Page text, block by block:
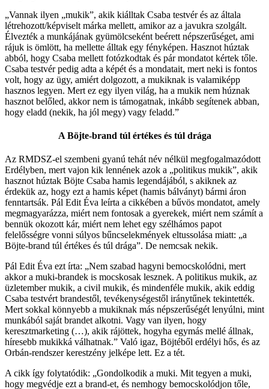
„Vannak ilyen „mukik”, akik kiálltak Csaba testvér és az általa
létrehozott/képviselt márka mellett, amikor az a javukra szolgált.
Élvezték a munkájának gyümölcseként beérett népszerűséget, ami
rájuk is ömlött, ha mellette álltak egy fényképen. Hasznot húztak
abból, hogy Csaba mellett fotózkodtak és pár mondatot kértek tőle.
Csaba testvér pedig adta a képét és a mondatait, mert neki is fontos
volt, hogy az ügy, amiért dolgozott, a mukiknak is valamiképp
hasznos legyen. Mert ez egy ilyen világ, ha a mukik nem húznak
hasznot belőled, akkor nem is támogatnak, inkább segítenek abban,
hogy eladd (nekik, ha jól megy) vagy feladd.”
A Böjte-brand túl értékes és túl drága
Az RMDSZ-el szembeni gyanú tehát név nélkül megfogalmazódott
Erdélyben, mert vajon kik lennének azok a „politikus mukik”, akik
hasznot húztak Böjte Csaba hamis legendájából, s akiknek az
érdekük az, hogy ezt a hamis képet (hamis bálványt) bármi áron
fenntartsák. Pál Edit Éva leírta a cikkében a bűvös mondatot, amely
megmagyarázza, miért nem fontosak a gyerekek, miért nem számít a
bennük okozott kár, miért nem lehet egy szélhámos papot
felelősségre vonni súlyos bűncselekmények eltussolása miatt: „a
Böjte-brand túl értékes és túl drága”. De nemcsak nekik.
Pál Edit Éva ezt írta: „Nem szabad hagyni bemocskolódni, mert
akkor a muki-brandek is mocskosak lesznek. A politikus mukik, az
üzletember mukik, a civil mukik, és mindenféle mukik, akik eddig
Csaba testvért brandestől, tevékenységestől iránytűnek tekintették.
Mert sokkal könnyebb a mukiknak más népszerűségét lenyúlni, mint
munkából saját brandet alkotni. Vagy van ilyen, hogy
keresztmarketing (…), akik rájöttek, hogyha egymás mellé állnak,
híresebb mukikká válhatnak.” Való igaz, Böjtéből erdélyi hős, és az
Orbán-rendszer kerestzény jelképe lett. Ez a tét.
A cikk így folytatódik: „Gondolkodik a muki. Mit tegyen a muki,
hogy megvédje ezt a brand-et, és nemhogy bemocskolódjon tőle,